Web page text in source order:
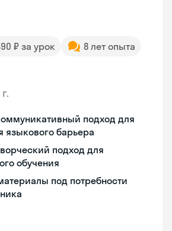
₽ за урок
8 лет опыта
подход для
языкового барьера
подход для
обучения
под потребности